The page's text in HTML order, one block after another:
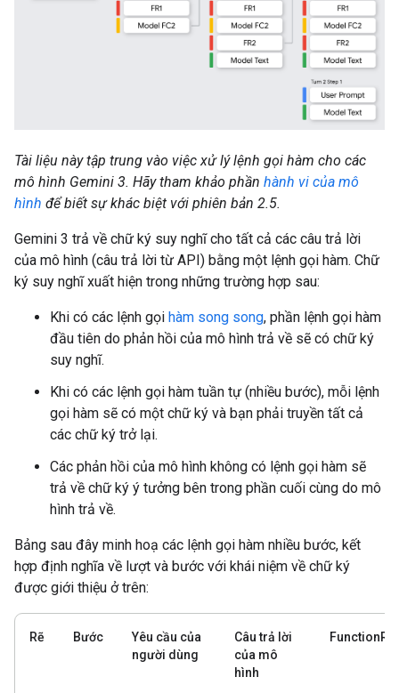
Tài liệu này tập trung vào việc xử lý lệnh gọi hàm cho các
mô hình Gemini 3. Hãy tham khảo phần hành vi của mô
hình để biết sự khác biệt với phiên bản 2.5.
Gemini 3 trả về chữ ký suy nghĩ cho tất cả các câu trả lời
của mô hình (câu trả lời từ API) bằng một lệnh gọi hàm. Chữ
ký suy nghĩ xuất hiện trong những trường hợp sau:
Khi có các lệnh gọi hàm song song, phần lệnh gọi hàm
đầu tiên do phản hồi của mô hình trả về sẽ có chữ ký
suy nghĩ.
Khi có các lệnh gọi hàm tuần tự (nhiều bước), mỗi lệnh
gọi hàm sẽ có một chữ ký và bạn phải truyền tất cả
các chữ ký trở lại.
Các phản hồi của mô hình không có lệnh gọi hàm sẽ
trả về chữ ký ý tưởng bên trong phần cuối cùng do mô
hình trả về.
Bảng sau đây minh hoạ các lệnh gọi hàm nhiều bước, kết
hợp định nghĩa về lượt và bước với khái niệm về chữ ký
được giới thiệu ở trên:
Rẽ Bước
Yêu cầu của
người dùng
Câu trả lời
của mô
hình